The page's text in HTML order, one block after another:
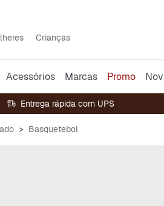
Crianças
Acessórios Marcas Promo
Entrega rápida com UPS
Basquetebol